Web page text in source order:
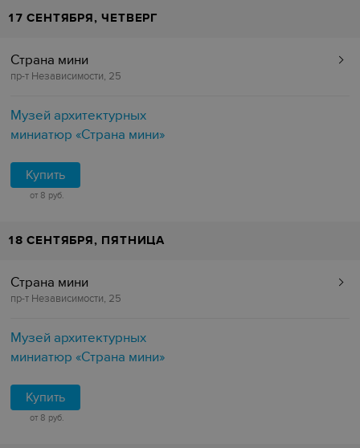
17 СЕНТЯБРЯ, ЧЕТВЕРГ
Страна мини
пр-т Независимости, 25
Музей архитектурных
миниатюр «Страна мини»
Купить
от 8 руб.
18 СЕНТЯБРЯ, ПЯТНИЦА
Страна мини
пр-т Независимости, 25
Музей архитектурных
миниатюр «Страна мини»
Купить
от 8 руб.